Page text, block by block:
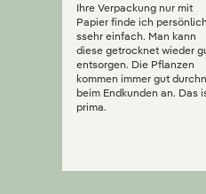
Ihre Verpackung nur mit
Papier finde ich persönlich
ssehr einfach. Man kann
diese getrocknet wieder
entsorgen. Die Pflanzen
kommen immer gut
beim Endkunden an. Das
prima.